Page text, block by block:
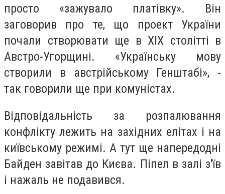
просто «зажувало платівку». Він
заговорив про те, що проект України
почали створювати ще в ХІХ столітті в
Австро-Угорщині. «Українську мову
створили в австрійському Генштабі», -
так говорили ще при комуністах.
Відповідальність за розпалювання
конфлікту лежить на західних елітах і на
київському режимі. А тут ще напередодні
Байден завітав до Києва. Піпел в залі з'їв
і нажаль не подавився.